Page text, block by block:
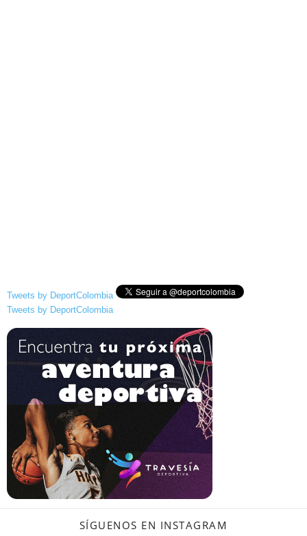
Tweets by DeportColombia
Tweets by DeportColombia
SÍGUENOS EN INSTAGRAM